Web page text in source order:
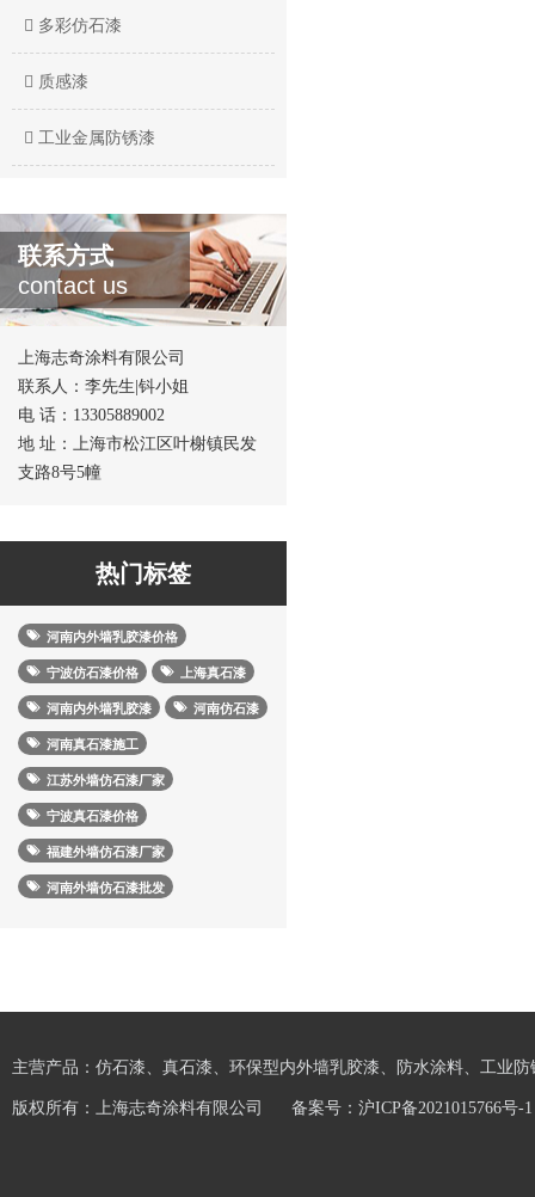
多彩仿石漆
质感漆
工业金属防锈漆
联系方式
contact us
上海志奇涂料有限公司
联系人：李先生|钭小姐
电 话：13305889002
地 址：上海市松江区叶榭镇民发
支路8号5幢
热门标签
河南内外墙乳胶漆价格
宁波仿石漆价格 上海真石漆
河南内外墙乳胶漆 河南仿石漆
河南真石漆施工
江苏外墙仿石漆厂家
宁波真石漆价格
福建外墙仿石漆厂家
河南外墙仿石漆批发
主营产品：仿石漆、真石漆、环保型内外墙乳胶漆、防水涂料、工业
版权所有：上海志奇涂料有限公司 备案号： 沪ICP备2021015766号-1